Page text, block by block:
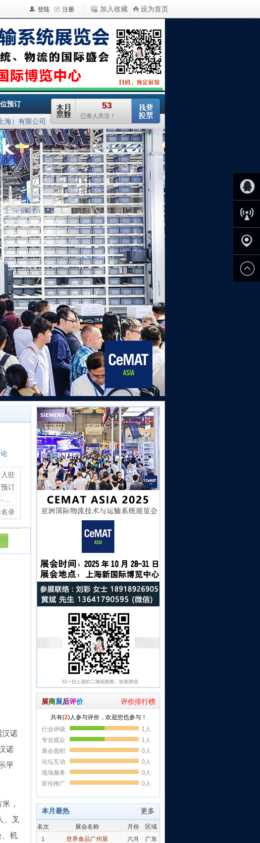
加入收藏 设为首页
预订
海）有限公司
驻
订
录
汉诺
诺
平
，
、叉
、机
展商展后评价 评价排行榜
本月最热 更多
名次 展会名称 月份 区域
1 世界食品广州展 六月 广东
QQ客服
申请参
观众登